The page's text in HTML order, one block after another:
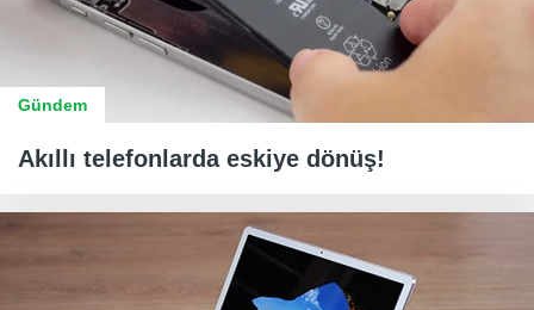
Gündem
Akıllı telefonlarda eskiye dönüş!